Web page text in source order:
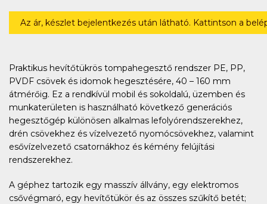
Az ár, készlet bejelentkezés után látható. Kattintson a
Praktikus hevítőtükrös tompahegesztő rendszer PE, PP,
PVDF csövek és idomok hegesztésére, 40 – 160 mm
átmérőig. Ez a rendkívül mobil és sokoldalú, üzemben és
munkaterületen is használható következő generációs
hegesztőgép különösen alkalmas lefolyórendszerekhez,
drén csövekhez és vízelvezető nyomócsövekhez, valamint
esővízelvezető csatornákhoz és kémény felújítási
rendszerekhez.
A géphez tartozik egy masszív állvány, egy elektromos
csővégmaró, egy hevítőtükör és az összes szűkítő betét;